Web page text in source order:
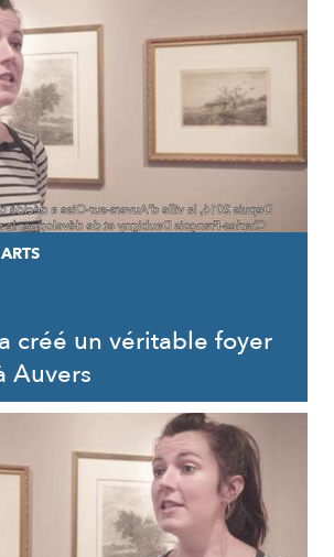
créé un véritable foyer
Auvers